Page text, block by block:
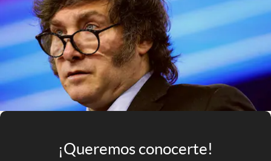
Mundial 2026
Eventos Corporativos
El Cronista Studio
Mediakit
¡Queremos conocerte!